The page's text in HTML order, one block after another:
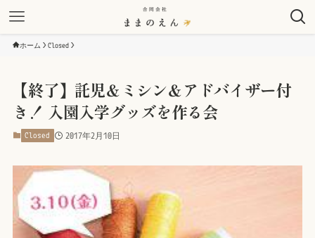
ホーム Closed
【終了】託児＆ミシン＆アドバイザー付
き！ 入園入学グッズを作る会
Closed 2017年2月10日